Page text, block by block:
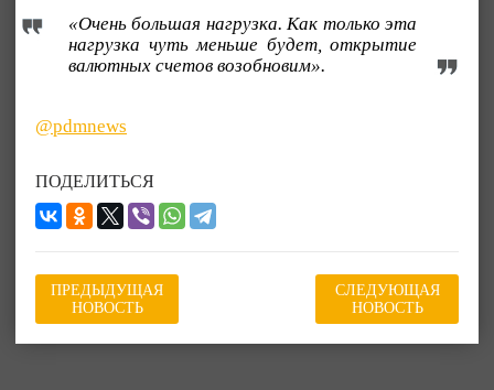
«Очень большая нагрузка. Как только эта
нагрузка чуть меньше будет, открытие
валютных счетов возобновим».
@pdmnews
ПОДЕЛИТЬСЯ
ПРЕДЫДУЩАЯ
НОВОСТЬ
СЛЕДУЮЩАЯ
НОВОСТЬ